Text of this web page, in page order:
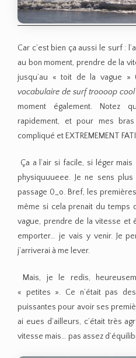
Car c’est bien ça aussi le surf :
au bon moment, prendre de la
jusqu’au « toit de la vague »
vocabulaire de surf troooop
moment également. Notez
rapidement, et pour mes
compliqué et EXTREMEMENT
Ça a l’air si facile, si léger
physiquuueee. Je ne sens
passage 0_o. Bref, les
même si cela prenait du temps
vague, prendre de la vitesse
emporter… je vais y venir. Je
j’arriverai à me lever.
Mais, je le redis,
« petites ». Ce n’était pas
puissantes pour avoir ses
ai eues d’ailleurs, c’était très
vitesse mais… pas assez